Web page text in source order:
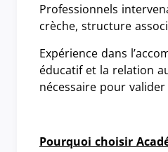
Professionnels
crèche, structure
Expérience dans
éducatif et la relation
nécessaire pour
Pourquoi choisir